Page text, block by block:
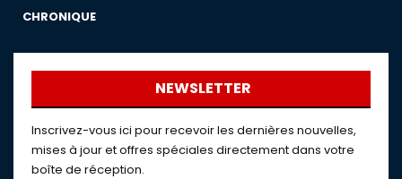
CHRONIQUE
NEWSLETTER
Inscrivez-vous ici pour recevoir les dernières nouvelles,
mises à jour et offres spéciales directement dans votre
boîte de réception.